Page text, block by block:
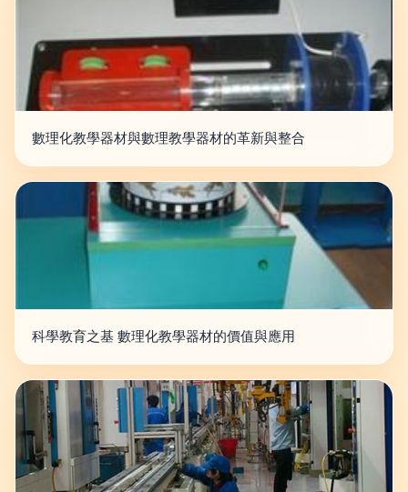
數理化教學器材與數理教學器材的革新與整合
科學教育之基 數理化教學器材的價值與應用